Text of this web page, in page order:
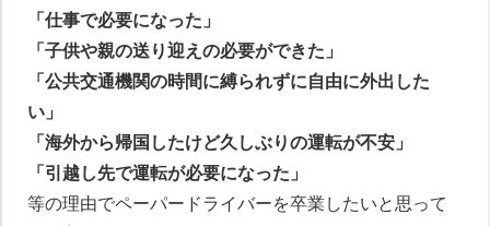
「仕事で必要になった」
「子供や親の送り迎えの必要ができた」
「公共交通機関の時間に縛られずに自由に外出した
い」
「海外から帰国したけど久しぶりの運転が不安」
「引越し先で運転が必要になった」
等の理由でペーパードライバーを卒業したいと思って